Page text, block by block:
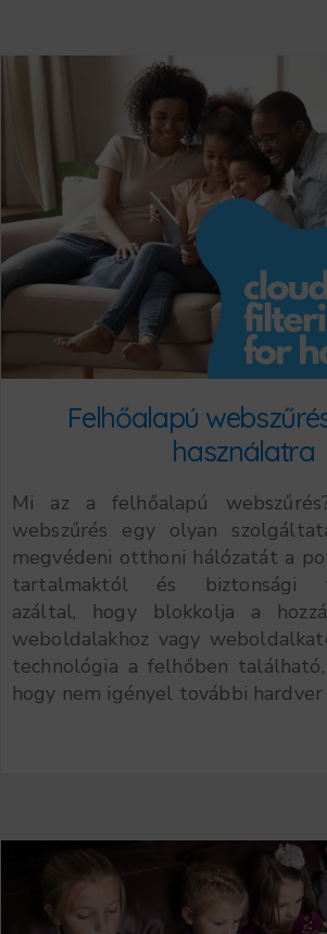
Felhőalapú
használatra
Mi az a felhőalapú
webszűrés egy olyan
megvédeni otthoni hálózatát a
tartalmaktól és biztonsági
azáltal, hogy blokkolja a
weboldalakhoz vagy
technológia a felhőben
hogy nem igényel további hardver